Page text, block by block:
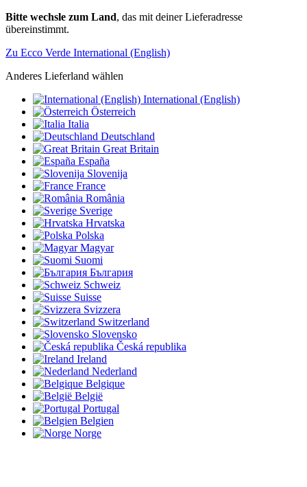
Bitte wechsle zum Land, das mit deiner Lieferadresse
übereinstimmt.
Zu Ecco Verde International (English)
Anderes Lieferland wählen
International (English)
Österreich
Italia
Deutschland
Great Britain
España
Slovenija
France
România
Sverige
Hrvatska
Polska
Magyar
Suomi
България
Schweiz
Suisse
Svizzera
Switzerland
Slovensko
Česká republika
Ireland
Nederland
Belgique
België
Portugal
Belgien
Norge